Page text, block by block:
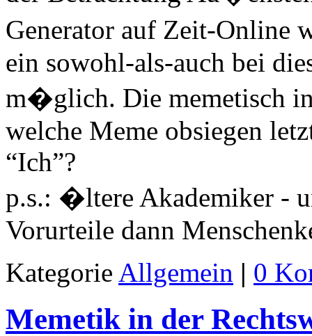
Generator auf Zeit-Online
ein sowohl-als-auch bei
m�glich. Die memetisch
welche Meme obsiegen
“Ich”?
p.s.: �ltere Akademiker -
Vorurteile dann
Kategorie Allgemein | 0
Memetik in der